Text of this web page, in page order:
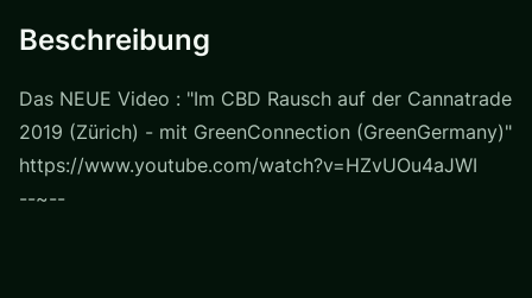
Beschreibung
Das NEUE Video : "Im CBD Rausch auf der Cannatrade
2019 (Zürich) - mit GreenConnection (GreenGermany)"
https://www.youtube.com/watch?v=HZvUOu4aJWI
--~--